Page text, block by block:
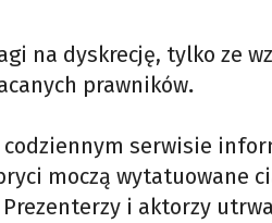
na dyskrecję, tylko ze
prawników.
serwisie
moczą wytatuowane
i aktorzy